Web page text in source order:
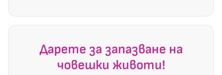
Дарете за запазване на
човешки животи!